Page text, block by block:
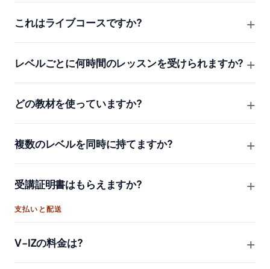
これはライブコースですか? +
レベルごとに何時間のレッスンを受けられますか? +
どの教材を使っていますか? +
複数のレベルを同時に持てますか? +
受講証明書はもらえますか? +
支払いと配送
V-IZの料金は? +